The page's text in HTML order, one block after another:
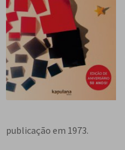
publicação em 1973.